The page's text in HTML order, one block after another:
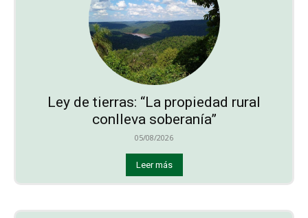
Ley de tierras: “La propiedad rural
conlleva soberanía”
05/08/2026
Leer más